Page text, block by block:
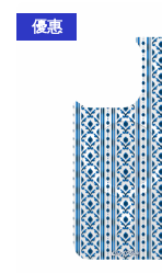
優惠